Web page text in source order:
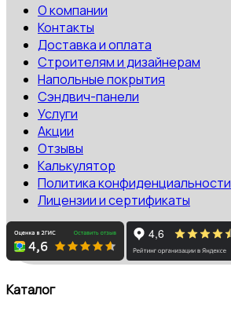
О компании
Контакты
Доставка и оплата
Строителям и дизайнерам
Напольные покрытия
Сэндвич-панели
Услуги
Акции
Отзывы
Калькулятор
Политика конфиденциальности
Лицензии и сертификаты
Каталог